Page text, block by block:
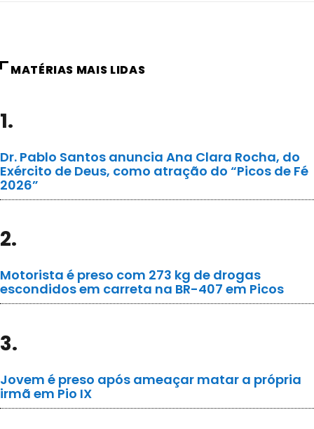
MATÉRIAS MAIS LIDAS
1.
Dr. Pablo Santos anuncia Ana Clara Rocha, do
Exército de Deus, como atração do “Picos de Fé
2026”
2.
Motorista é preso com 273 kg de drogas
escondidos em carreta na BR-407 em Picos
3.
Jovem é preso após ameaçar matar a própria
irmã em Pio IX